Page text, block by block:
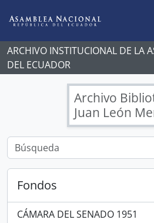
ARCHIVO INSTITUCIONAL DE LA
DEL ECUADOR
Archivo
Juan León
Fondos
CÁMARA DEL SENADO 1951